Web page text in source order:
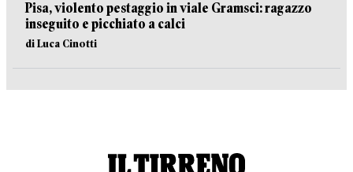
Pisa, violento pestaggio in viale Gramsci: ragazzo
inseguito e picchiato a calci
di Luca Cinotti